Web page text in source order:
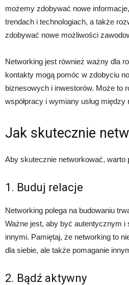
możemy zdobywać nowe
trendach i technologiach, a także
zdobywać nowe możliwości
Networking jest również ważny dla
kontakty mogą pomóc w zdobyciu
biznesowych i inwestorów. Może to
współpracy i wymiany usług
Jak skutecznie
Aby skutecznie networkować, warto
1. Buduj relacje
Networking polega na budowaniu
Ważne jest, aby być autentycznym
innymi. Pamiętaj, że networking to
dla siebie, ale także pomaganie
2. Bądź aktywny